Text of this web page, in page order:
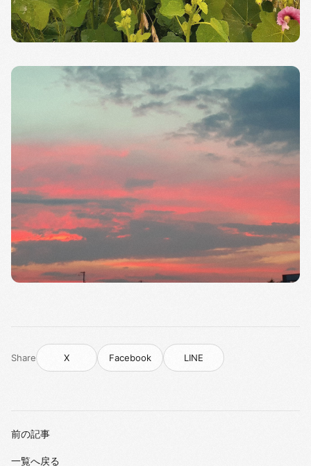
Share X Facebook LINE
前の記事
一覧へ戻る